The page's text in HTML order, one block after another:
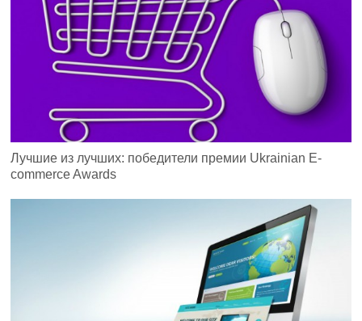
Лучшие из лучших: победители премии Ukrainian E-
commerce Awards